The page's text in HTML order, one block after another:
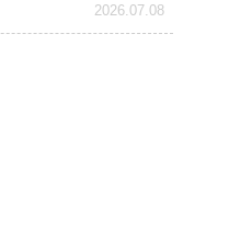
2026.07.08